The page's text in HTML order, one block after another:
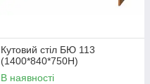
Кутовий стіл БЮ 113
(1400*840*750Н)
В наявності